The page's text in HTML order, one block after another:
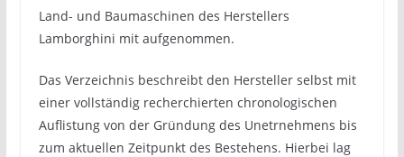
Land- und Baumaschinen des Herstellers
Lamborghini mit aufgenommen.
Das Verzeichnis beschreibt den Hersteller selbst mit
einer vollständig recherchierten chronologischen
Auflistung von der Gründung des Unetrnehmens bis
zum aktuellen Zeitpunkt des Bestehens. Hierbei lag